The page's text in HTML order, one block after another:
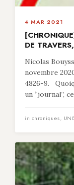
4 MAR 2021
DE
Nicolas
novembre
4826-9.
un “journal”,
in chroniques,